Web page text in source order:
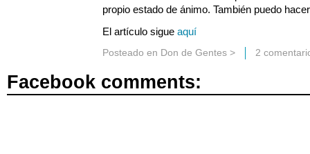
propio estado de ánimo. También puedo
El artículo sigue aquí
Posteado en Don de Gentes > 2
Facebook comments: